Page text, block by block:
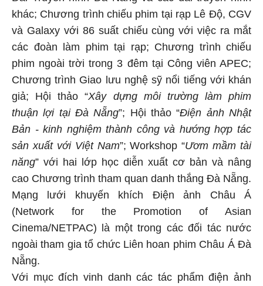
khác; Chương trình chiếu phim tại rạp Lê Độ, CGV
và Galaxy với 86 suất chiếu cùng với việc ra mắt
các đoàn làm phim tại rạp; Chương trình chiếu
phim ngoài trời trong 3 đêm tại Công viên APEC;
Chương trình Giao lưu nghệ sỹ nổi tiếng với khán
giả; Hội thảo “Xây dựng môi trường làm phim
thuận lợi tại Đà Nẵng”; Hội thảo “Điện ảnh Nhật
Bản - kinh nghiệm thành công và hướng hợp tác
sản xuất với Việt Nam”; Workshop “Ươm mầm tài
năng” với hai lớp học diễn xuất cơ bản và nâng
cao Chương trình tham quan danh thắng Đà Nẵng.
Mạng lưới khuyến khích Điện ảnh Châu Á
(Network for the Promotion of Asian
Cinema/NETPAC) là một trong các đối tác nước
ngoài tham gia tổ chức Liên hoan phim Châu Á Đà
Nẵng.
Với mục đích vinh danh các tác phẩm điện ảnh